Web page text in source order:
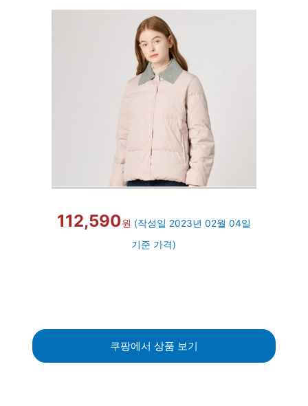
112,590원 (작성일 2023년 02월 04일
기준 가격)
쿠팡에서 상품 보기